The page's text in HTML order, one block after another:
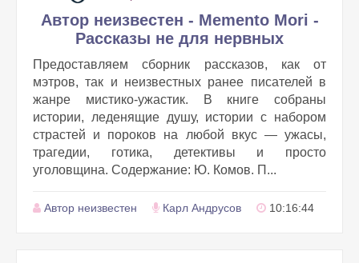
Автор неизвестен - Memento Mori -
Рассказы не для нервных
Предоставляем сборник рассказов, как от
мэтров, так и неизвестных ранее писателей в
жанре мистико-ужастик. В книге собраны
истории, леденящие душу, истории с набором
страстей и пороков на любой вкус — ужасы,
трагедии, готика, детективы и просто
уголовщина. Содержание: Ю. Комов. П...
Автор неизвестен Карл Андрусов 10:16:44